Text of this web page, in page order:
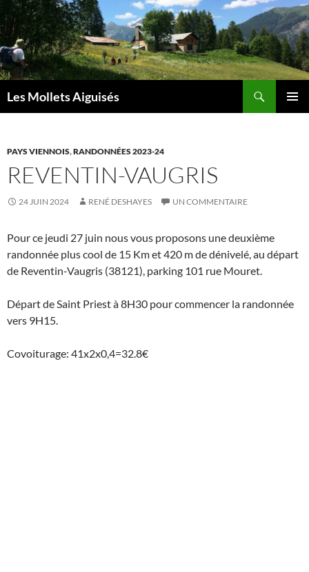
Aller
au
contenu
Les Mollets Aiguisés
PAYS VIENNOIS,RANDONNÉES 2023-24
REVENTIN-VAUGRIS
24 JUIN 2024 RENÉ DESHAYES UN COMMENTAIRE
Pour ce jeudi 27 juin nous vous proposons une deuxième
randonnée plus cool de 15 Km et 420 m de dénivelé, au départ
de Reventin-Vaugris (38121), parking 101 rue Mouret.
Départ de Saint Priest à 8H30 pour commencer la randonnée
vers 9H15.
Covoiturage: 41x2x0,4=32.8€